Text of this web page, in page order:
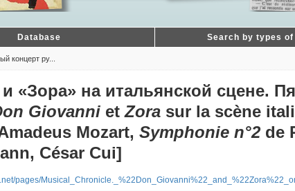
Database Search by types
концерт ру...
«Зора» на итальянской сцене.
Giovanni etZora sur la scène
Mozart, Symphonie n°2 de
César Cui]
pages/